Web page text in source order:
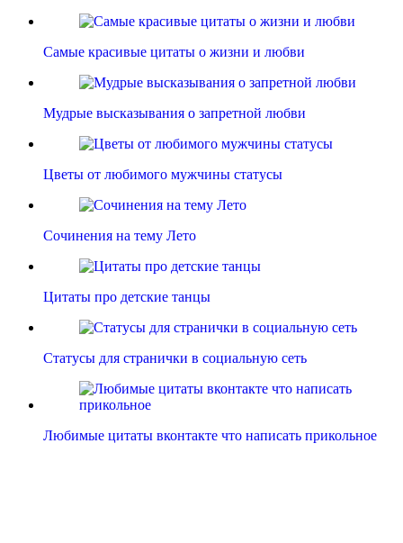
Самые красивые цитаты о жизни и любви
Мудрые высказывания о запретной любви
Цветы от любимого мужчины статусы
Сочинения на тему Лето
Цитаты про детские танцы
Статусы для странички в социальную сеть
Любимые цитаты вконтакте что написать прикольное